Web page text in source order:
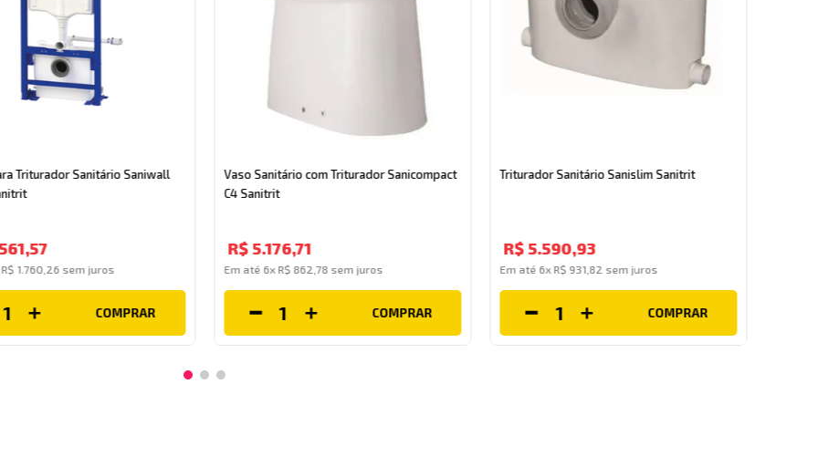
Triturador Sanitário Saniwall
,57
R$ 1 .760 26 sem juros
COMPRAR
Vaso Sanitário com Triturador Sanicompact
C4 Sanitrit
R$5.176,71
Em até 6x R$ 862 78sem juros
COMPRAR
Triturador Sanitário Sanislim Sanitrit
R$5.590,93
Em até 6x R$ 931 82 sem juros
COMPRAR